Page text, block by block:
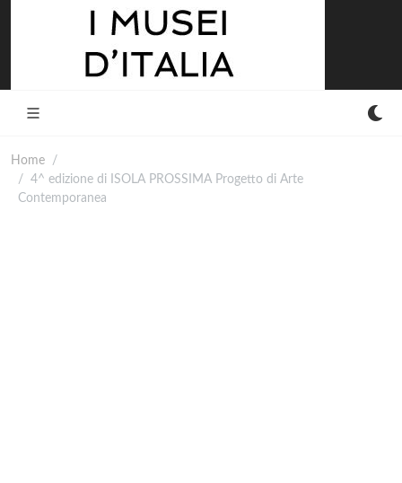
Home
4^ edizione di ISOLA PROSSIMA Progetto di Arte
Contemporanea